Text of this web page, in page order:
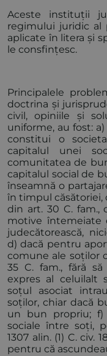
Aceste instituții
regimului juridic al
aplicate în litera și
le consfințesc.
Principalele
doctrina și
civil, opiniile și
uniforme, au fost:
constitui o
capitalul unei
comunitatea de
capitalul social de
înseamnă o
în timpul căsătoriei,
din art. 30 C. fam.,
motive întemeiate
judecătorească,
d) dacă pentru
comune ale soților
35 C. fam., fără
expres al celuilalt
soțul asociat
soților, chiar dacă
un bun propriu; f)
sociale între soți,
1307 alin. (1) C. civ.
pentru că